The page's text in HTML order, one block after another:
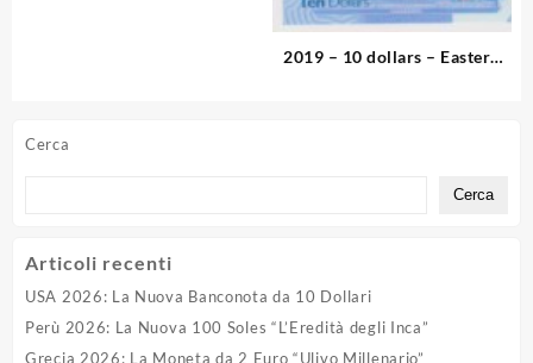
Cerca
Cerca
Articoli recenti
USA 2026: La Nuova Banconota da 10 Dollari
Perù 2026: La Nuova 100 Soles “L’Eredità degli Inca”
Grecia 2026: La Moneta da 2 Euro “Ulivo Millenario”
2019 – 10 dollars – Eastern